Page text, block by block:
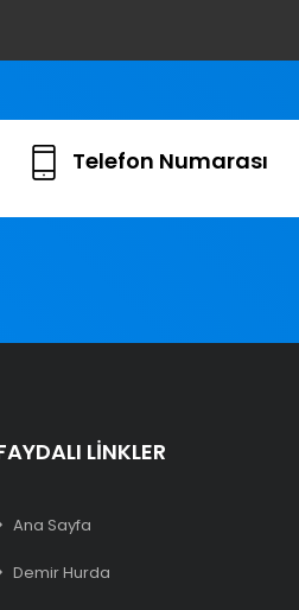
Telefon Numarası
LINKLER
Ana Sayfa
Demir Hurda